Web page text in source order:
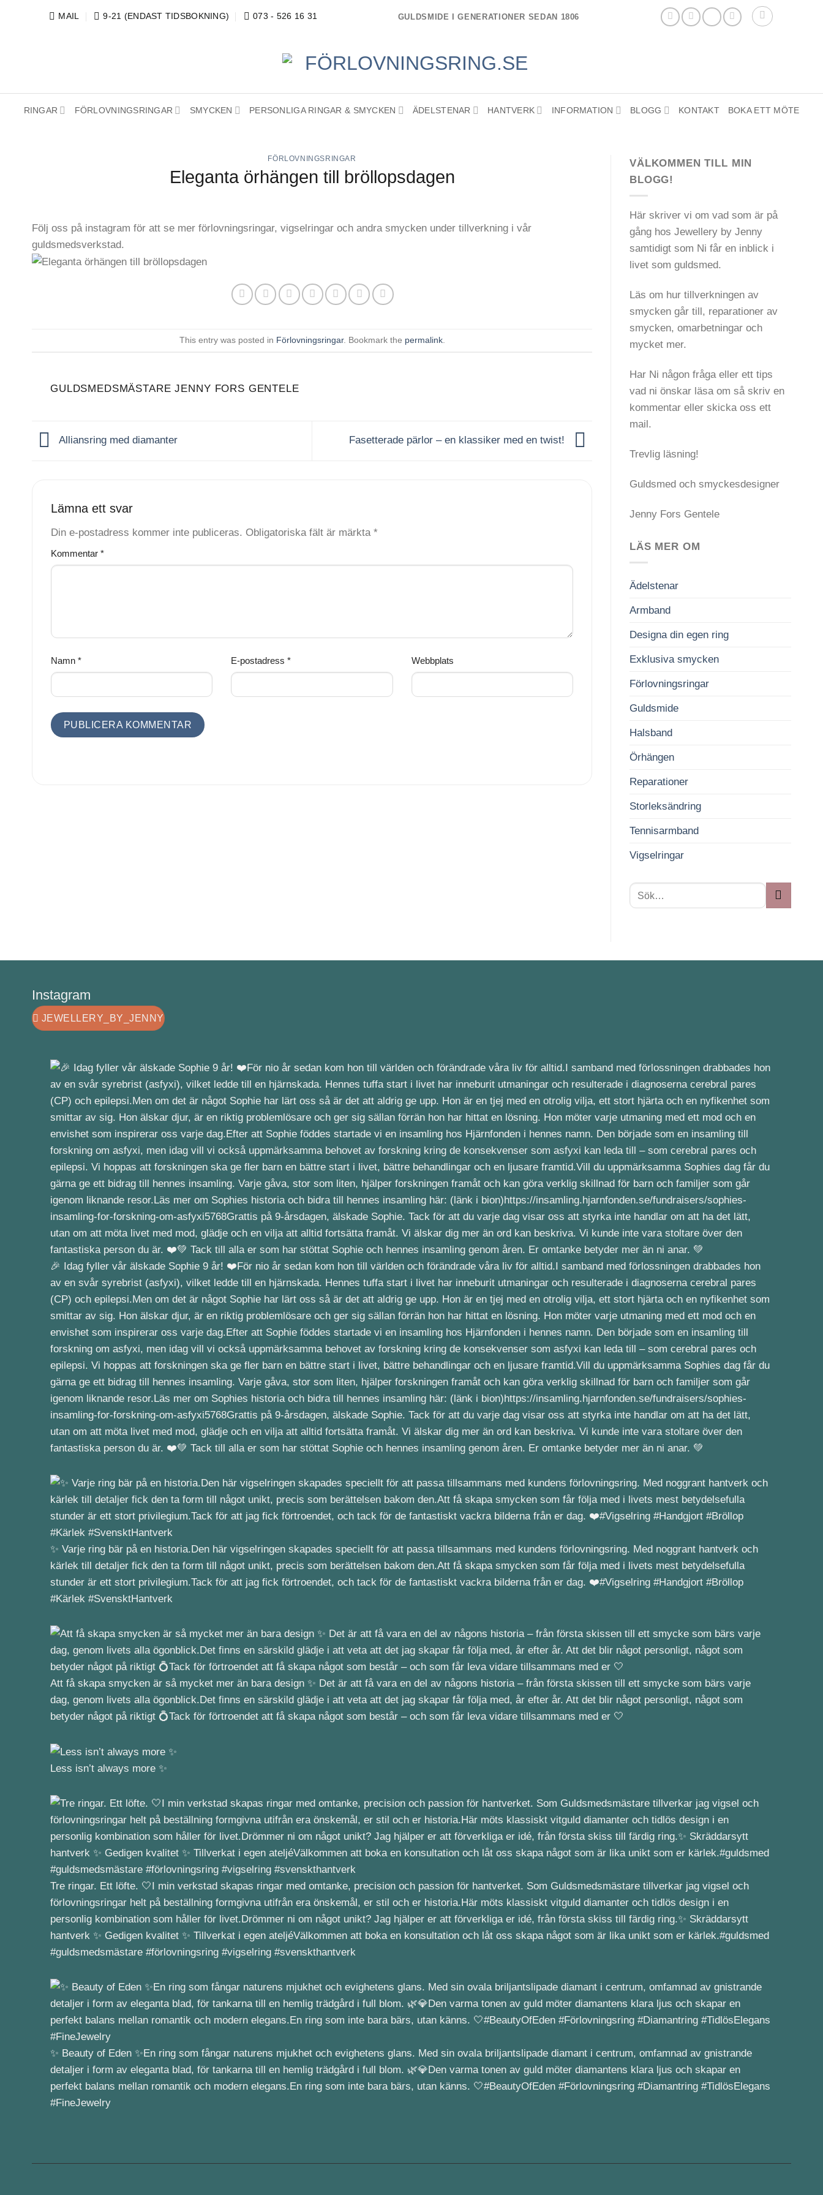
MAIL 9-21 (ENDAST TIDSBOKNING) 073 - 526 16 31 GULDSMIDE I GENERATIONER SEDAN 1806
RINGAR FÖRLOVNINGSRINGAR SMYCKEN PERSONLIGA RINGAR & SMYCKEN ÄDELSTENAR HANTVERK INFORMATION BLOGG KONTAKT BOKA ETT MÖTE
FÖRLOVNINGSRINGAR
Eleganta örhängen till bröllopsdagen
Följ oss på instagram för att se mer förlovningsringar, vigselringar och andra smycken under tillverkning i vår
guldsmedsverkstad.
This entry was posted in Förlovningsringar. Bookmark the permalink.
GULDSMEDSMÄSTARE JENNY FORS GENTELE
Alliansring med diamanter Fasetterade pärlor – en klassiker med en twist!
Lämna ett svar
Din e-postadress kommer inte publiceras. Obligatoriska fält är märkta *
Kommentar *
Namn * E-postadress* Webbplats
VÄLKOMMEN TILL MIN
BLOGG!
Här skriver vi om vad som är på
gång hos Jewellery by Jenny
samtidigt som Ni får en inblick i
livet som guldsmed.
Läs om hur tillverkningen av
smycken går till, reparationer av
smycken, omarbetningar och
mycket mer.
Har Ni någon fråga eller ett tips
vad ni önskar läsa om så skriv en
kommentar eller skicka oss ett
mail.
Trevlig läsning!
Guldsmed och smyckesdesigner
Jenny Fors Gentele
LÄS MER OM
Ädelstenar
Armband
Designa din egen ring
Exklusiva smycken
Förlovningsringar
Guldsmide
Halsband
Örhängen
Reparationer
Storleksändring
Tennisarmband
Vigselringar
Instagram
JEWELLERY_BY_JENNY
🎉 Idag fyller vår älskade Sophie 9 år! ❤️För nio år sedan kom hon till världen och förändrade våra liv för alltid.I samband med förlossningen drabbades hon
av en svår syrebrist (asfyxi), vilket ledde till en hjärnskada. Hennes tuffa start i livet har inneburit utmaningar och resulterade i diagnoserna cerebral pares
(CP) och epilepsi.Men om det är något Sophie har lärt oss så är det att aldrig ge upp. Hon är en tjej med en otrolig vilja, ett stort hjärta och en nyfikenhet som
smittar av sig. Hon älskar djur, är en riktig problemlösare och ger sig sällan förrän hon har hittat en lösning. Hon möter varje utmaning med ett mod och en
envishet som inspirerar oss varje dag.Efter att Sophie föddes startade vi en insamling hos Hjärnfonden i hennes namn. Den började som en insamling till
forskning om asfyxi, men idag vill vi också uppmärksamma behovet av forskning kring de konsekvenser som asfyxi kan leda till – som cerebral pares och
epilepsi. Vi hoppas att forskningen ska ge fler barn en bättre start i livet, bättre behandlingar och en ljusare framtid.Vill du uppmärksamma Sophies dag får du
gärna ge ett bidrag till hennes insamling. Varje gåva, stor som liten, hjälper forskningen framåt och kan göra verklig skillnad för barn och familjer som går
igenom liknande resor.Läs mer om Sophies historia och bidra till hennes insamling här: (länk i bion)https://insamling.hjarnfonden.se/fundraisers/sophies-
insamling-for-forskning-om-asfyxi5768Grattis på 9-årsdagen, älskade Sophie. Tack för att du varje dag visar oss att styrka inte handlar om att ha det lätt,
utan om att möta livet med mod, glädje och en vilja att alltid fortsätta framåt. Vi älskar dig mer än ord kan beskriva. Vi kunde inte vara stoltare över den
fantastiska person du är. ❤️💚 Tack till alla er som har stöttat Sophie och hennes insamling genom åren. Er omtanke betyder mer än ni anar. 💚
✨ Varje ring bär på en historia.Den här vigselringen skapades speciellt för att passa tillsammans med kundens förlovningsring. Med noggrant hantverk och
kärlek till detaljer fick den ta form till något unikt, precis som berättelsen bakom den.Att få skapa smycken som får följa med i livets mest betydelsefulla
stunder är ett stort privilegium.Tack för att jag fick förtroendet, och tack för de fantastiskt vackra bilderna från er dag. ❤️#Vigselring #Handgjort #Bröllop
#Kärlek #SvensktHantverk
Att få skapa smycken är så mycket mer än bara design ✨ Det är att få vara en del av någons historia – från första skissen till ett smycke som bärs varje
dag, genom livets alla ögonblick.Det finns en särskild glädje i att veta att det jag skapar får följa med, år efter år. Att det blir något personligt, något som
betyder något på riktigt 💍Tack för förtroendet att få skapa något som består – och som får leva vidare tillsammans med er 🤍
Less isn’t always more ✨
Tre ringar. Ett löfte. 🤍I min verkstad skapas ringar med omtanke, precision och passion för hantverket. Som Guldsmedsmästare tillverkar jag vigsel och
förlovningsringar helt på beställning formgivna utifrån era önskemål, er stil och er historia.Här möts klassiskt vitguld diamanter och tidlös design i en
personlig kombination som håller för livet.Drömmer ni om något unikt? Jag hjälper er att förverkliga er idé, från första skiss till färdig ring.✨ Skräddarsytt
hantverk ✨ Gedigen kvalitet ✨ Tillverkat i egen ateljéVälkommen att boka en konsultation och låt oss skapa något som är lika unikt som er kärlek.#guldsmed
#guldsmedsmästare #förlovningsring #vigselring #svenskthantverk
✨ Beauty of Eden ✨En ring som fångar naturens mjukhet och evighetens glans. Med sin ovala briljantslipade diamant i centrum, omfamnad av gnistrande
detaljer i form av eleganta blad, för tankarna till en hemlig trädgård i full blom. 🌿💎Den varma tonen av guld möter diamantens klara ljus och skapar en
perfekt balans mellan romantik och modern elegans.En ring som inte bara bärs, utan känns. 🤍#BeautyOfEden #Förlovningsring #Diamantring #TidlösElegans
#FineJewelry